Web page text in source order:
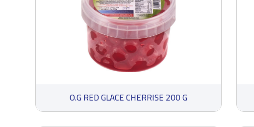
O.G RED GLACE CHERRISE 200 G